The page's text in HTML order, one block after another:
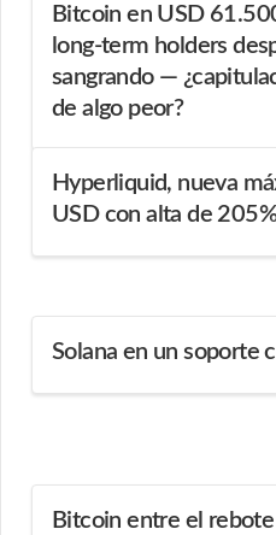
Bitcoin en USD
long-term holders
sangrando —
de algo peor?
Hyperliquid, nueva
USD con alta de 205%
Solana en un soporte
Bitcoin entre el